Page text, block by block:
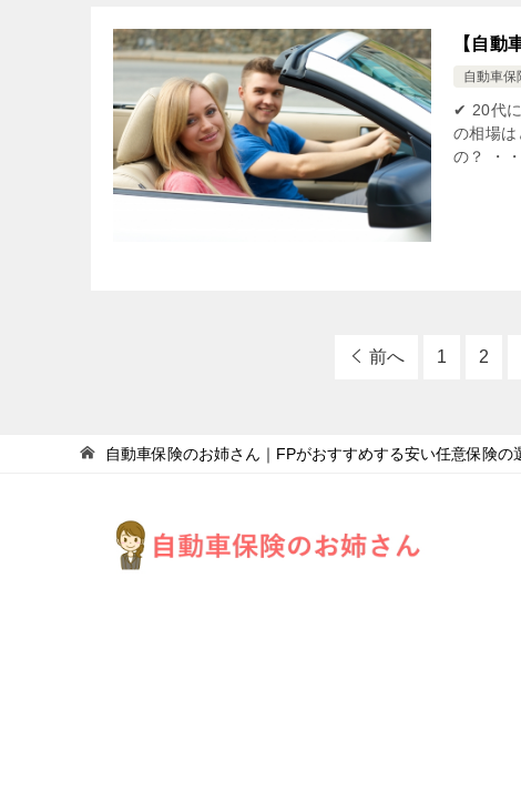
【自動
自動車保
✔ 20代
の相場
の？ ・
前へ 1 2
自動車保険のお姉さん｜FPがおすすめする安い任意保険の